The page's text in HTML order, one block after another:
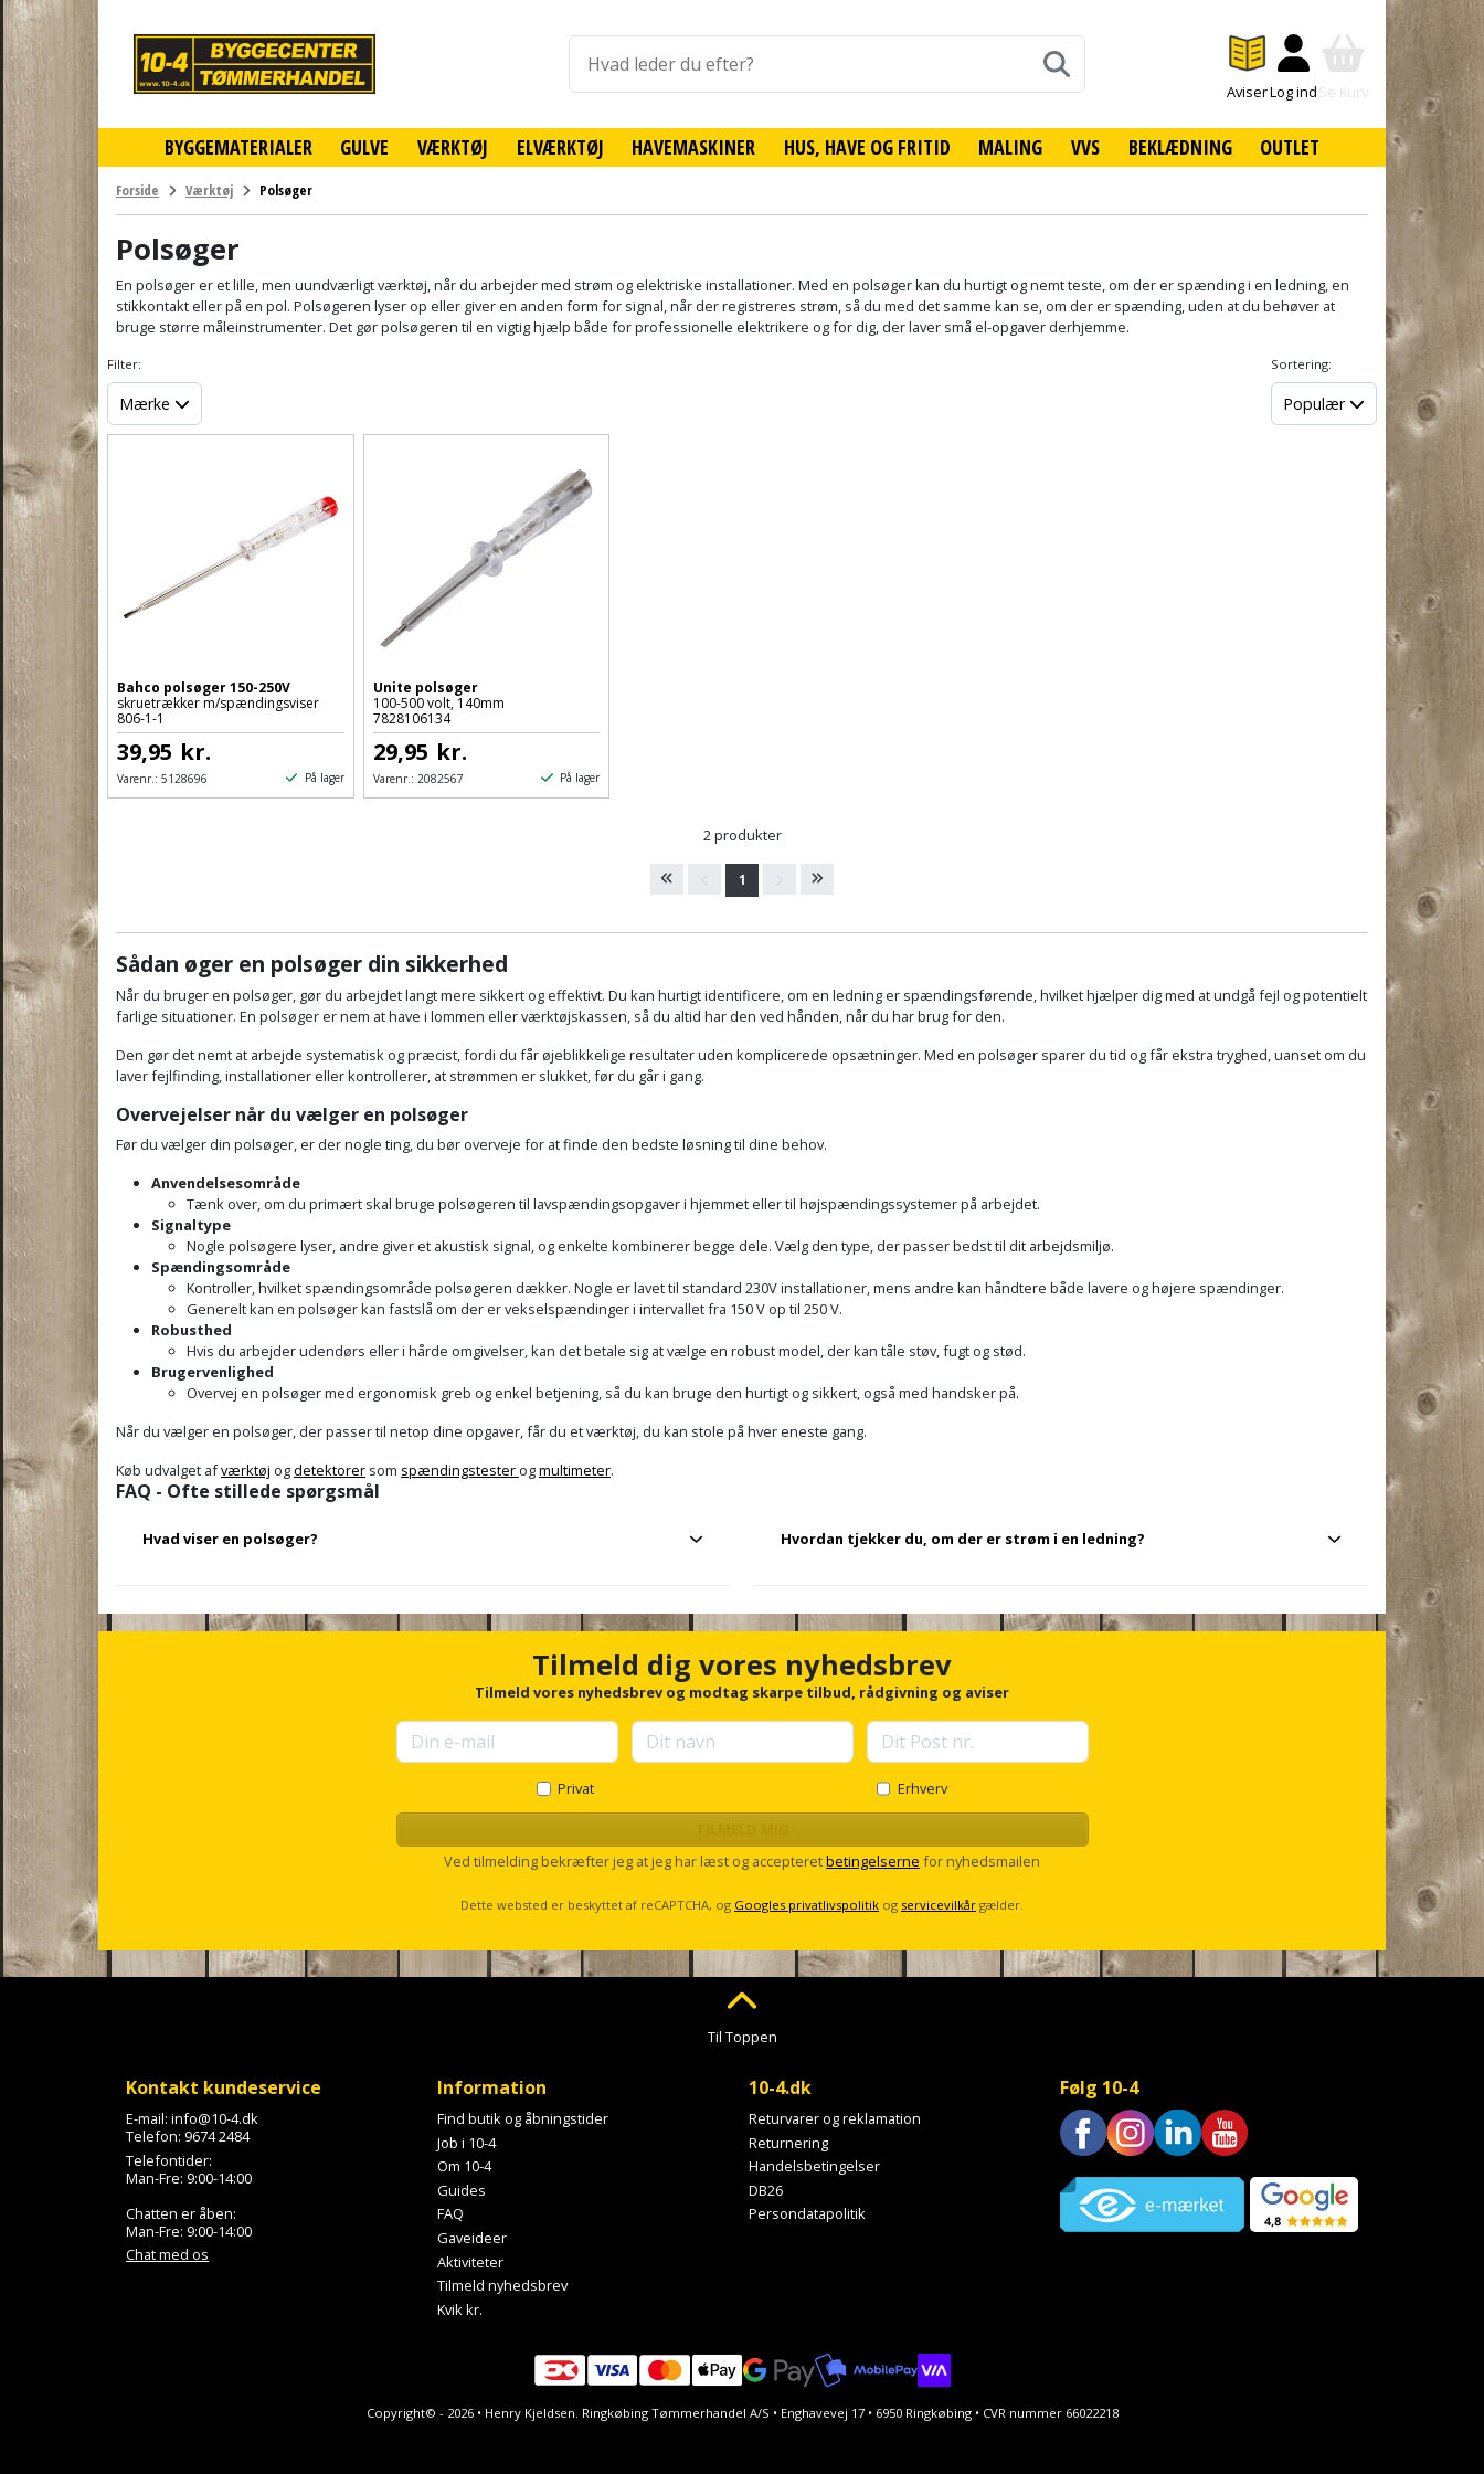
BYGGEMATERIALER GULVE VÆRKTØJ ELVÆRKTØJ HAVEMASKINER HUS, HAVE OG FRITID MALING VVS BEKLÆDNING OUTLET
online
byggemarked
og
-
AviserLog indSe Kurv
Forside Værktøj Polsøger
Polsøger
En polsøger er et lille, men uundværligt værktøj, når du arbejder med strøm og elektriske installationer. Med en polsøger kan du hurtigt og nemt teste, om der er spænding i en ledning, en
stikkontakt eller på en pol. Polsøgeren lyser op eller giver en anden form for signal, når der registreres strøm, så du med det samme kan se, om der er spænding, uden at du behøver at
bruge større måleinstrumenter. Det gør polsøgeren til en vigtig hjælp både for professionelle elektrikere og for dig, der laver små el-opgaver derhjemme.
Filter:
Mærke
Sortering:
Populær
Bahco polsøger 150-250V
skruetrækker m/spændingsviser
806-1-1
39,95 kr.
Varenr.: 5128696 På lager
Unite polsøger
100-500 volt, 140mm
7828106134
29,95 kr.
Varenr.: 2082567 På lager
2 produkter
1
Sådan øger en polsøger din sikkerhed
Når du bruger en polsøger, gør du arbejdet langt mere sikkert og effektivt. Du kan hurtigt identificere, om en ledning er spændingsførende, hvilket hjælper dig med at undgå fejl og potentielt
farlige situationer. En polsøger er nem at have i lommen eller værktøjskassen, så du altid har den ved hånden, når du har brug for den.
Den gør det nemt at arbejde systematisk og præcist, fordi du får øjeblikkelige resultater uden komplicerede opsætninger. Med en polsøger sparer du tid og får ekstra tryghed, uanset om du
laver fejlfinding, installationer eller kontrollerer, at strømmen er slukket, før du går i gang.
Overvejelser når du vælger en polsøger
Før du vælger din polsøger, er der nogle ting, du bør overveje for at finde den bedste løsning til dine behov.
Anvendelsesområde
Tænk over, om du primært skal bruge polsøgeren til lavspændingsopgaver i hjemmet eller til højspændingssystemer på arbejdet.
Signaltype
Nogle polsøgere lyser, andre giver et akustisk signal, og enkelte kombinerer begge dele. Vælg den type, der passer bedst til dit arbejdsmiljø.
Spændingsområde
Kontroller, hvilket spændingsområde polsøgeren dækker. Nogle er lavet til standard 230V installationer, mens andre kan håndtere både lavere og højere spændinger.
Generelt kan en polsøger kan fastslå om der er vekselspændinger i intervallet fra 150 V op til 250 V.
Robusthed
Hvis du arbejder udendørs eller i hårde omgivelser, kan det betale sig at vælge en robust model, der kan tåle støv, fugt og stød.
Brugervenlighed
Overvej en polsøger med ergonomisk greb og enkel betjening, så du kan bruge den hurtigt og sikkert, også med handsker på.
Når du vælger en polsøger, der passer til netop dine opgaver, får du et værktøj, du kan stole på hver eneste gang.
Køb udvalget afværktøj ogdetektorer som spændingstester ogmultimeter.
FAQ - Ofte stillede spørgsmål
Hvad viser en polsøger?
En polsøger viser, om der er elektrisk spænding i en ledning, et stik, en kontakt eller
en pol. Når du tester med polsøgeren, vil den enten lyse eller give lyd, hvis der er
spænding til stede. Det gør det hurtigt for dig at afgøre, om det er sikkert at arbejde
videre, eller om strømmen skal afbrydes først. På den måde hjælper polsøgeren dig
med at arbejde sikkert og undgå potentielle ulykker.
Hvordan tjekker du, om der er strøm i en ledning?
Når du skal tjekke, om der er strøm i en ledning, tager du din polsøger og sætter den
mod den ledning, du vil teste. Hvis der er spænding, vil polsøgeren typisk lyse op
eller afgive en lyd. Husk altid at teste polsøgeren på en kendt spændingskilde først,
så du er sikker på, at værktøjet virker korrekt. Det er en hurtig og enkel metode til at
øge din sikkerhed, før du begynder arbejdet.
Tilmeld dig vores nyhedsbrev
Tilmeld vores nyhedsbrev og modtag skarpe tilbud, rådgivning og aviser
Privat Erhverv
Ved tilmelding bekræfter jeg at jeg har læst og accepteretbetingelserne for nyhedsmailen
Dette websted er beskyttet af reCAPTCHA, og Googles privatlivspolitik og servicevilkår gælder.
Til Toppen
Kontakt kundeservice
E-mail: info@10-4.dk
Telefon: 9674 2484
Telefontider:
Man-Fre: 9:00-14:00
Chatten er åben:
Man-Fre: 9:00-14:00
Chat med os
Information
Find butik og åbningstider
Job i 10-4
Om 10-4
Guides
FAQ
Gaveideer
Aktiviteter
Tilmeld nyhedsbrev
Kvik kr.
10-4.dk
Returvarer og reklamation
Returnering
Handelsbetingelser
DB26
Persondatapolitik
Følg 10-4
Copyright© - 2026 • Henry Kjeldsen. Ringkøbing Tømmerhandel A/S • Enghavevej 17 • 6950 Ringkøbing • CVR nummer 66022218